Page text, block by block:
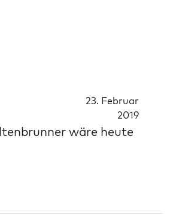
23. Februar
2019
wäre heute